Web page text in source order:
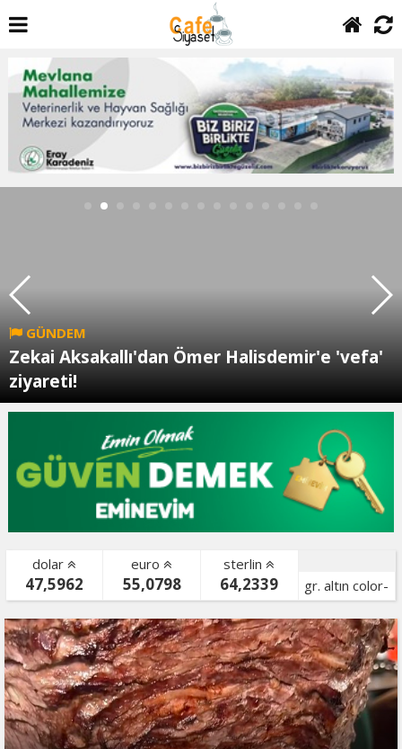
GÜNDEM
Zekai Aksakallı'dan Ömer Halisdemir'e 'vefa'
ziyareti!
dolar
47,5962
euro
55,0798
sterlin
64,2339
gr. altın color-
bist color-